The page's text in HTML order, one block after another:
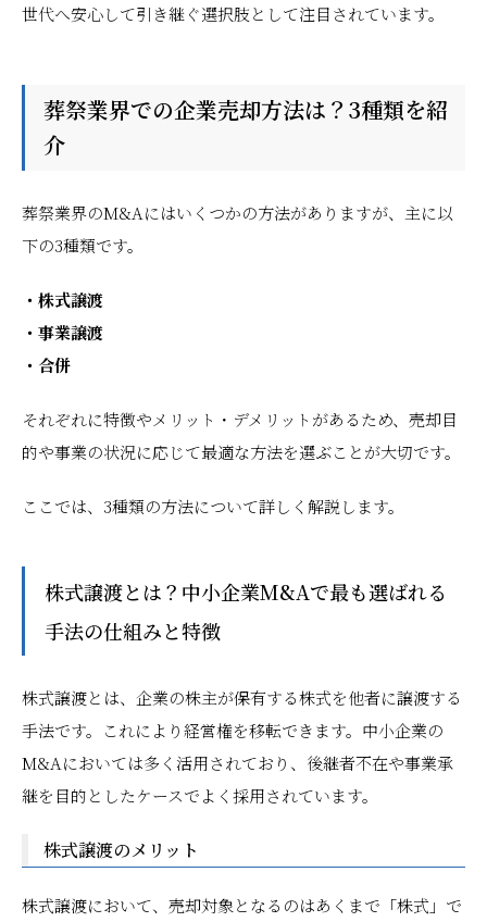
世代へ安心して引き継ぐ選択肢として注目されています。
葬祭業界での企業売却方法は？3種類を紹
介
葬祭業界のM&Aにはいくつかの方法がありますが、主に以
下の3種類です。
・株式譲渡
・事業譲渡
・合併
それぞれに特徴やメリット・デメリットがあるため、売却目
的や事業の状況に応じて最適な方法を選ぶことが大切です。
ここでは、3種類の方法について詳しく解説します。
株式譲渡とは？中小企業M&Aで最も選ばれる
手法の仕組みと特徴
株式譲渡とは、企業の株主が保有する株式を他者に譲渡する
手法です。これにより経営権を移転できます。中小企業の
M&Aにおいては多く活用されており、後継者不在や事業承
継を目的としたケースでよく採用されています。
株式譲渡のメリット
株式譲渡において、売却対象となるのはあくまで「株式」で